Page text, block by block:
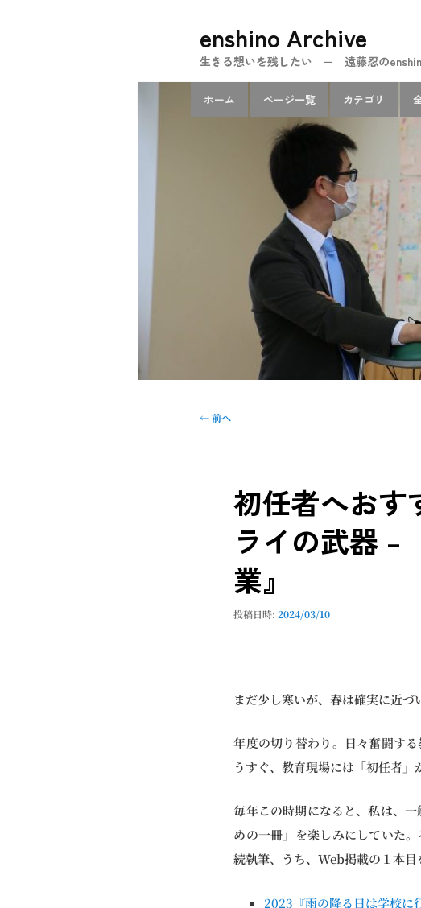
enshino Archive
生きる想いを残したい − 遠藤忍の
ホーム ページ一覧 カテゴリ
投
←前へ
初任者へおす
ライの武器 –
業』
投稿日時:2024/03/10
まだ少し寒いが、春は確実に近
年度の切り替わり。日々奮闘す
うすぐ、教育現場には「初任者」
毎年この時期になると、私は、
めの一冊」を楽しみにしていた
続執筆、うち、Web掲載の１本目
2023『雨の降る日は学校に